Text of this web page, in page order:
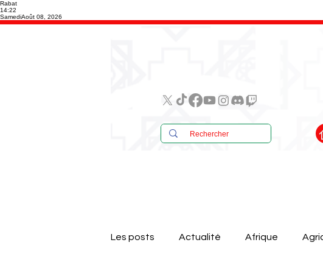
Rabat
14:22
SamediAoût 08, 2026
Les posts Actualité Afrique